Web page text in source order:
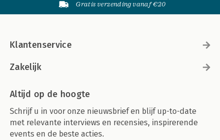
Gratis verzending vanaf €20
Klantenservice
Zakelijk
Altijd op de hoogte
Schrijf u in voor onze nieuwsbrief en blijf up-to-date
met relevante interviews en recensies, inspirerende
events en de beste acties.